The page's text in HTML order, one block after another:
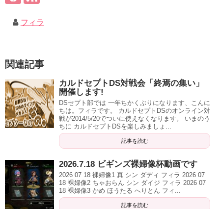
フィラ
関連記事
カルドセプトDS対戦会「終焉の集い」
開催します!
DSセプト部では 一年ちかくぶりになります、こんに
ちは。フィラです。 カルドセプトDSのオンライン対
戦が2014/5/20でついに使えなくなります。 いまのう
ちに カルドセプトDSを楽しみましょ...
記事を読む
2026.7.18 ビギンズ裸婦像杯動画です
2026 07 18 裸婦像1 真 シン ダディ フィラ 2026 07
18 裸婦像2 ちゃおらん シン ダイジ フィラ 2026 07
18 裸婦像3 かめ ほうたる へりとん フィ...
記事を読む